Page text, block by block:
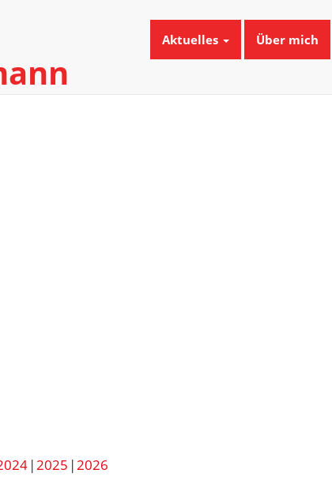
Aktuelles Über mich
2025 2026